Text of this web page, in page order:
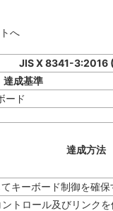
へ
JIS X 8341-3:2016
達成基準
ード
達成方法
キーボード制御を確保
トロール及びリンク